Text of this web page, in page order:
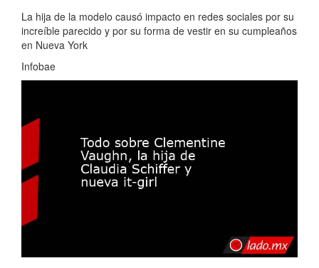
La hija de la modelo causó impacto en redes sociales por su
increíble parecido y por su forma de vestir en su cumpleaños
en Nueva York
Infobae